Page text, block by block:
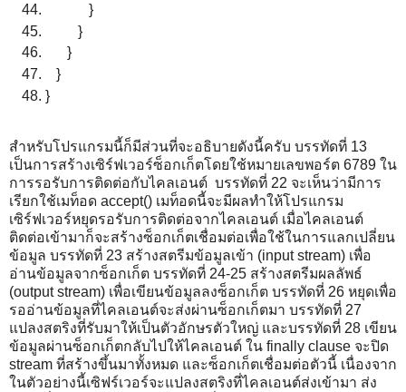
}
}
}
}
}
สำหรับโปรแกรมนี้ก็มีส่วนที่จะอธิบายดังนี้ครับ บรรทัดที่ 13
เป็นการสร้างเซิร์ฟเวอร์ซ็อกเก็ตโดยใช้หมายเลขพอร์ต 6789 ใน
การรอรับการติดต่อกับไคลเอนต์ บรรทัดที่ 22 จะเห็นว่ามีการ
เรียกใช้เมท็อด accept() เมท็อดนี้จะมีผลทำให้โปรแกรม
เซิร์ฟเวอร์หยุดรอรับการติดต่อจากไคลเอนต์ เมื่อไคลเอนต์
ติดต่อเข้ามาก็จะสร้างซ็อกเก็ตเชื่อมต่อเพื่อใช้ในการแลกเปลี่ยน
ข้อมูล บรรทัดที่ 23 สร้างสตรีมข้อมูลเข้า (input stream) เพื่อ
อ่านข้อมูลจากซ็อกเก็ต บรรทัดที่ 24-25 สร้างสตรีมผลลัพธ์
(output stream) เพื่อเขียนข้อมูลลงซ็อกเก็ต บรรทัดที่ 26 หยุดเพื่อ
รออ่านข้อมูลที่ไคลเอนต์จะส่งผ่านซ็อกเก็ตมา บรรทัดที่ 27
แปลงสตริงที่รับมาให้เป็นตัวอักษรตัวใหญ่ และบรรทัดที่ 28 เขียน
ข้อมูลผ่านซ็อกเก็ตกลับไปให้ไคลเอนต์ ใน finally clause จะปิด
stream ที่สร้างขึ้นมาทั้งหมด และซ็อกเก็ตเชื่อมต่อตัวนี้ เนื่องจาก
ในตัวอย่างนี้เซิฟร์เวอร์จะแปลงสตริงที่ไคลเอนต์ส่งเข้ามา ส่ง